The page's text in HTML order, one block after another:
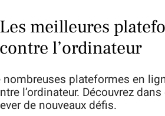
Les meilleures
contre l’ordinateur
nombreuses plateformes en
l’ordinateur. Découvrez
de nouveaux défis.